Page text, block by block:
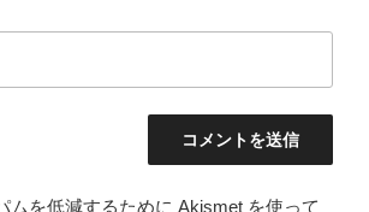
ムを低減するために Akismet を使って